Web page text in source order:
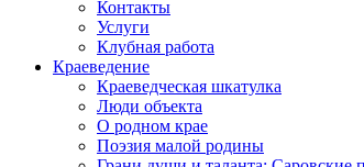
Контакты
Услуги
Клубная работа
Краеведение
Краеведческая шкатулка
Люди объекта
О родном крае
Поэзия малой родины